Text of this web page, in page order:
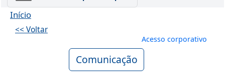
Início
<< Voltar
Menu de
Acesso corporativo
Comunicação